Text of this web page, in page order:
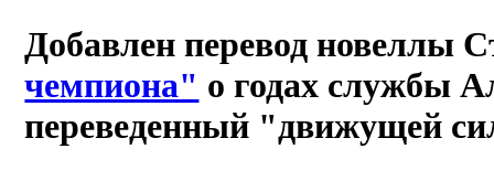
Добавлен перевод новеллы
чемпиона" о годах службы
переведенный "движущей